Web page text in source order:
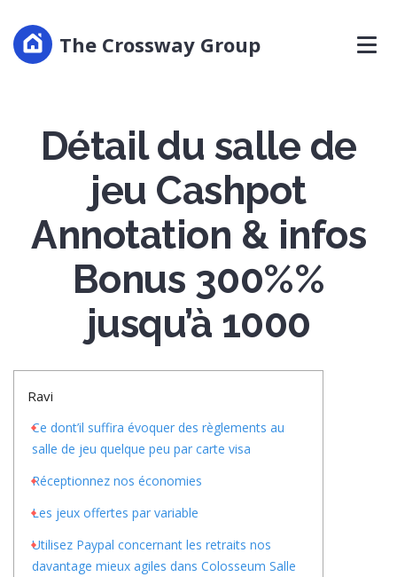
The Crossway Group
Détail du salle de
jeu Cashpot
Annotation & infos
Bonus 300%%
jusqu’à 1000
Ravi
Ce dont’il suffira évoquer des règlements au
salle de jeu quelque peu par carte visa
Réceptionnez nos économies
Les jeux offertes par variable
Utilisez Paypal concernant les retraits nos
davantage mieux agiles dans Colosseum Salle